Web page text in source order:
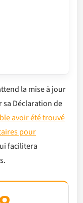
la mise à jour
Déclaration de
avoir été trouvé
pour
facilitera